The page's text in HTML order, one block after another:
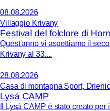
08.08.2026
Villaggio Krivany
Festival del folclore di
Quest'anno vi aspettiamo il
Krivany al 33....
28.08.2026
Casa di montagna Sport,
Lysá CAMP
Il Lysá CAMP è stato creato